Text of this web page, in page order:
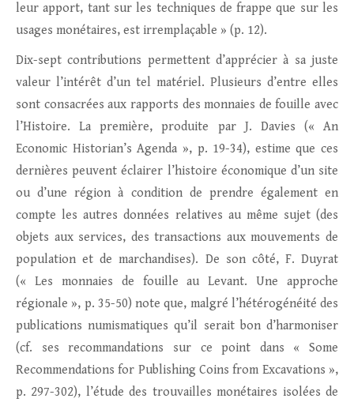
leur apport, tant sur les techniques de frappe que sur les
usages monétaires, est irremplaçable » (p. 12).
Dix-sept contributions permettent d’apprécier à sa juste
valeur l’intérêt d’un tel matériel. Plusieurs d’entre elles
sont consacrées aux rapports des monnaies de fouille avec
l’Histoire. La première, produite par J. Davies (« An
Economic Historian’s Agenda », p. 19-34), estime que ces
dernières peuvent éclairer l’histoire économique d’un site
ou d’une région à condition de prendre également en
compte les autres données relatives au même sujet (des
objets aux services, des transactions aux mouvements de
population et de marchandises). De son côté, F. Duyrat
(« Les monnaies de fouille au Levant. Une approche
régionale », p. 35-50) note que, malgré l’hétérogénéité des
publications numismatiques qu’il serait bon d’harmoniser
(cf. ses recommandations sur ce point dans « Some
Recommendations for Publishing Coins from Excavations »,
p. 297-302), l’étude des trouvailles monétaires isolées de